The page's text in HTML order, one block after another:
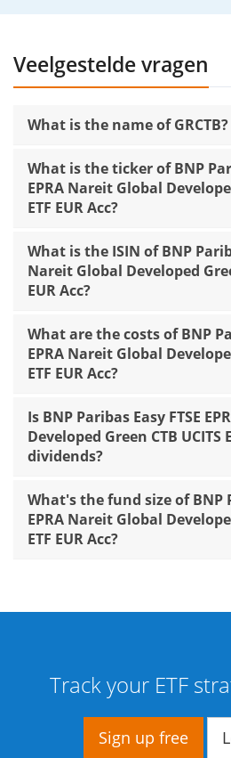
Veelgestelde vragen
What is the name of GRCTB?
What is the ticker of BNP
EPRA Nareit Global
ETF EUR Acc?
What is the ISIN of BNP
Nareit Global Developed
EUR Acc?
What are the costs of BNP
EPRA Nareit Global
ETF EUR Acc?
Is BNP Paribas Easy FTSE
Developed Green CTB UCITS
dividends?
What's the fund size of BNP
EPRA Nareit Global
ETF EUR Acc?
Track your ETF
Sign up free